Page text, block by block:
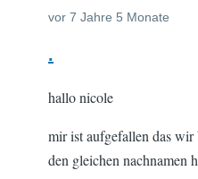
vor 7 Jahre 5 Monate
.
hallo nicole
mir ist aufgefallen das wir
den gleichen nachnamen